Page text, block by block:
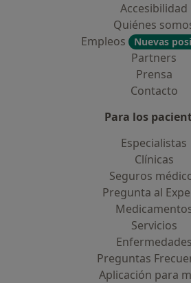
Accesibilidad
Quiénes
Empleos
Nuevas
Partners
Prensa
Contacto
Para los
Especialistas
Clínicas
Seguros
Pregunta al
Servicios
Enfermedades
Preguntas
Aplicación para